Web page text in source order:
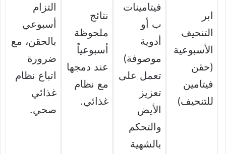
ابر
التنحيف
الأسبوعية
(حقن
فيتامين
للتنحيف)
فيتامينات
ب أو
أدوية
موصوفة)
تعمل على
تعزيز
الأيض
والتحكم
بالشهية
نتائج
ملحوظة
أسبوعياً
عند دمجها
مع نظام
غذائي.
التزام
أسبوعي
بالحقن، مع
ضرورة
اتباع نظام
غذائي
صحي.